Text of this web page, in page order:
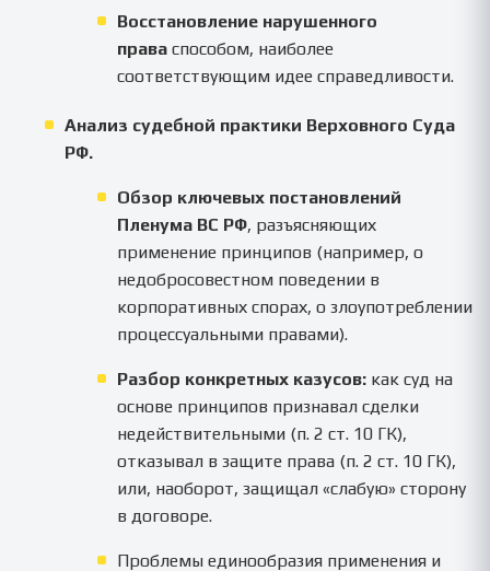
Восстановление нарушенного
права способом, наиболее
соответствующим идее справедливости.
Анализ судебной практики Верховного Суда
РФ.
Обзор ключевых постановлений
Пленума ВС РФ, разъясняющих
применение принципов (например, о
недобросовестном поведении в
корпоративных спорах, о злоупотреблении
процессуальными правами).
Разбор конкретных казусов: как суд на
основе принципов признавал сделки
недействительными (п. 2 ст. 10 ГК),
отказывал в защите права (п. 2 ст. 10 ГК),
или, наоборот, защищал «слабую» сторону
в договоре.
Проблемы единообразия применения и